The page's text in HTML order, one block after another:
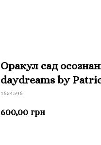
Оракул сад
daydreams by
1654596
600,00 грн